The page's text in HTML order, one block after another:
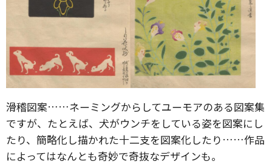
滑稽図案……ネーミングからしてユーモアのある図案集
ですが、たとえば、犬がウンチをしている姿を図案にし
たり、簡略化し描かれた十二支を図案化したり……作品
によってはなんとも奇妙で奇抜なデザインも。